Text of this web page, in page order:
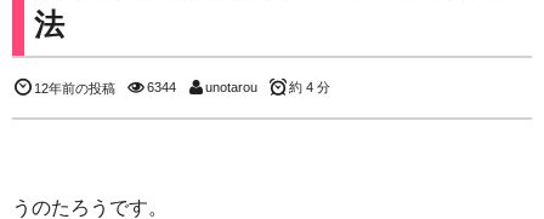
法
12年前の投稿 6344 unotarou 約 4 分
うのたろうです。